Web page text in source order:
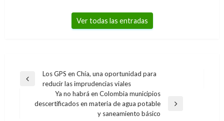
Ver todas las entradas
Navegación
entradas
Entrada
Los GPS en Chía, una oportunidad para
reducir las imprudencias viales
Entrada
Ya no habrá en Colombia municipios
descertificados en materia de agua potable
y saneamiento básico